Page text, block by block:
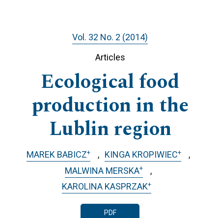
Vol. 32 No. 2 (2014)
Articles
Ecological food
production in the
Lublin region
MAREK BABICZ+ KINGA KROPIWIEC+
MALWINA MERSKA+
KAROLINA KASPRZAK+
PDF